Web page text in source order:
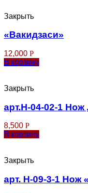
Закрыть
«Вакидзаси»
12,000 Р
В корзину
Закрыть
арт.Н-04-02-1
8,500 Р
В корзину
Закрыть
арт. Н-09-3-1 Нож